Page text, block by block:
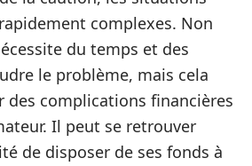
complexes. Non
du temps et des
le problème, mais cela
des complications financières
Il peut se retrouver
de disposer de ses fonds à